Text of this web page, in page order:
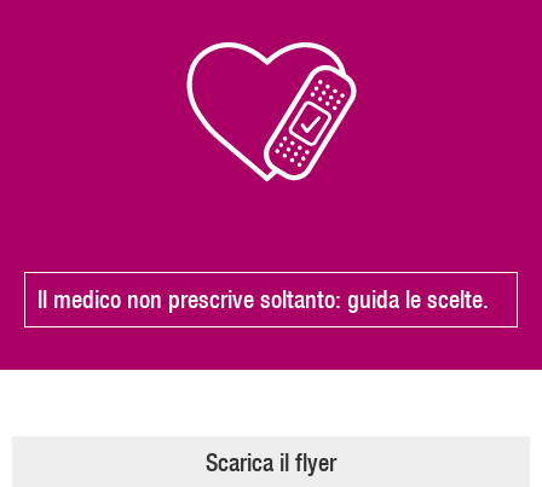
Il medico non prescrive soltanto: guida le scelte.
Scarica il flyer